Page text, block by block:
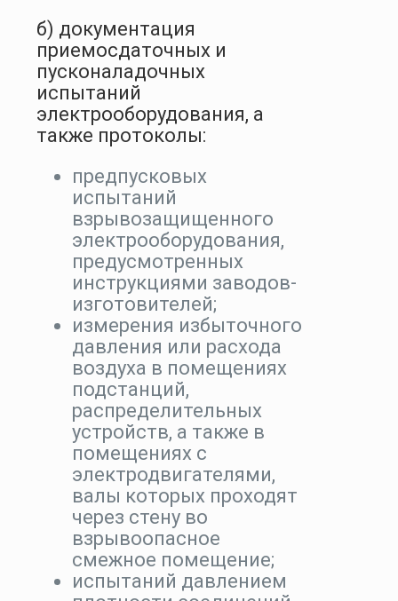
б) документация
приемосдаточных и
пусконаладочных
испытаний
электрооборудования, а
также протоколы:
предпусковых
испытаний
взрывозащищенного
электрооборудования,
предусмотренных
инструкциями заводов-
изготовителей;
измерения избыточного
давления или расхода
воздуха в помещениях
подстанций,
распределительных
устройств, а также в
помещениях с
электродвигателями,
валы которых проходят
через стену во
взрывоопасное
смежное помещение;
испытаний давлением